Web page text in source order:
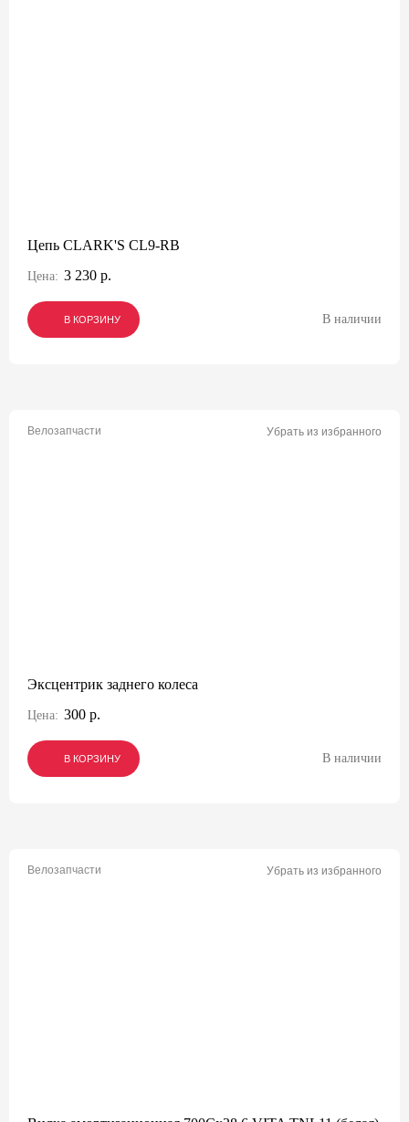
Цепь CLARK'S CL9-RB
Цена: 3 230 р.
В КОРЗИНУ
В КОРЗИНУ
В КОРЗИНУ В наличии
Велозапчасти Убрать из избранного
Эксцентрик заднего колеса
Цена: 300 р.
В КОРЗИНУ
В КОРЗИНУ
В КОРЗИНУ В наличии
Велозапчасти Убрать из избранного